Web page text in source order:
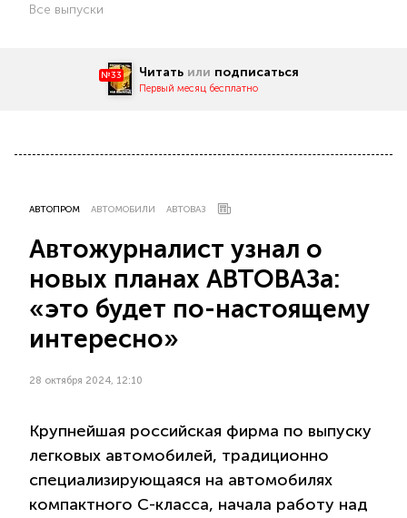
Все выпуски
№33 Читать или подписаться
Первый месяц бесплатно
АВТОПРОМ АВТОМОБИЛИ АВТОВАЗ
Автожурналист узнал о
новых планах АВТОВАЗа:
«это будет по-настоящему
интересно»
28 октября 2024, 12:10
Крупнейшая российская фирма по выпуску
легковых автомобилей, традиционно
специализирующаяся на автомобилях
компактного С-класса, начала работу над